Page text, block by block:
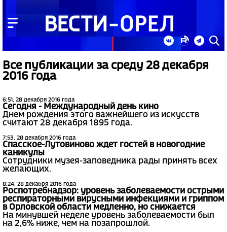
Все публикации за среду 28 декабря
2016 года
6:51, 28 декабря 2016 года
Сегодня - Международный день кино
Днем рождения этого важнейшего из искусств
считают 28 декабря 1895 года.
7:53, 28 декабря 2016 года
Спасское-Лутовиново ждет гостей в новогодние
каникулы
Сотрудники музея-заповедника рады принять всех
желающих.
8:24, 28 декабря 2016 года
Роспотребнадзор: уровень заболеваемости острыми
респираторными вирусными инфекциями и гриппом
в Орловской области медленно, но снижается
На минувшей неделе уровень заболеваемости был
на 2,6% ниже, чем на позапрошлой.